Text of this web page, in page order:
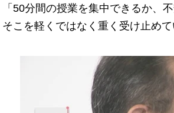
「50分間の授業を集中できるか、
そこを軽くではなく重く受け止めて